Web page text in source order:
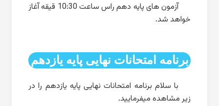
آزمون های پایه دهم راس ساعت 10:30 قیقه آغاز
خواهد شد.
برنامه امتحانات نهایی پایه یازدهم
با سلام برنامه امتحانات نهایی پایه یازدهم را در
زیر مشاهده میفرمایید.